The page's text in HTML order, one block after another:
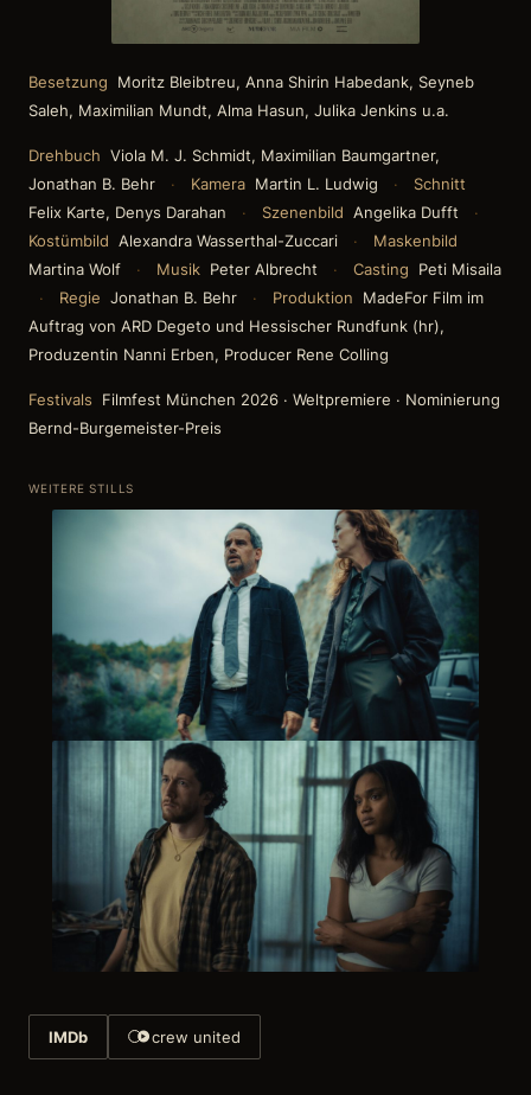
Besetzung
Moritz Bleibtreu, Anna Shirin Habedank, Seyneb
Saleh, Maximilian Mundt, Alma Hasun, Julika Jenkins u.a.
Drehbuch Viola M. J. Schmidt, Maximilian Baumgartner,
Jonathan B. Behr
· Kamera Martin L. Ludwig ·
Schnitt
Felix Karte, Denys Darahan
· Szenenbild Angelika Dufft
·
Kostümbild Alexandra Wasserthal-Zuccari ·
Maskenbild
Martina Wolf
· Musik Peter Albrecht · Casting
Peti Misaila
·
Regie Jonathan B. Behr · Produktion
MadeFor Film im
Auftrag von ARD Degeto und Hessischer Rundfunk (hr),
Produzentin Nanni Erben, Producer Rene Colling
Festivals
Filmfest München 2026 · Weltpremiere · Nominierung
Bernd-Burgemeister-Preis
WEITERE STILLS
IMDb crew united